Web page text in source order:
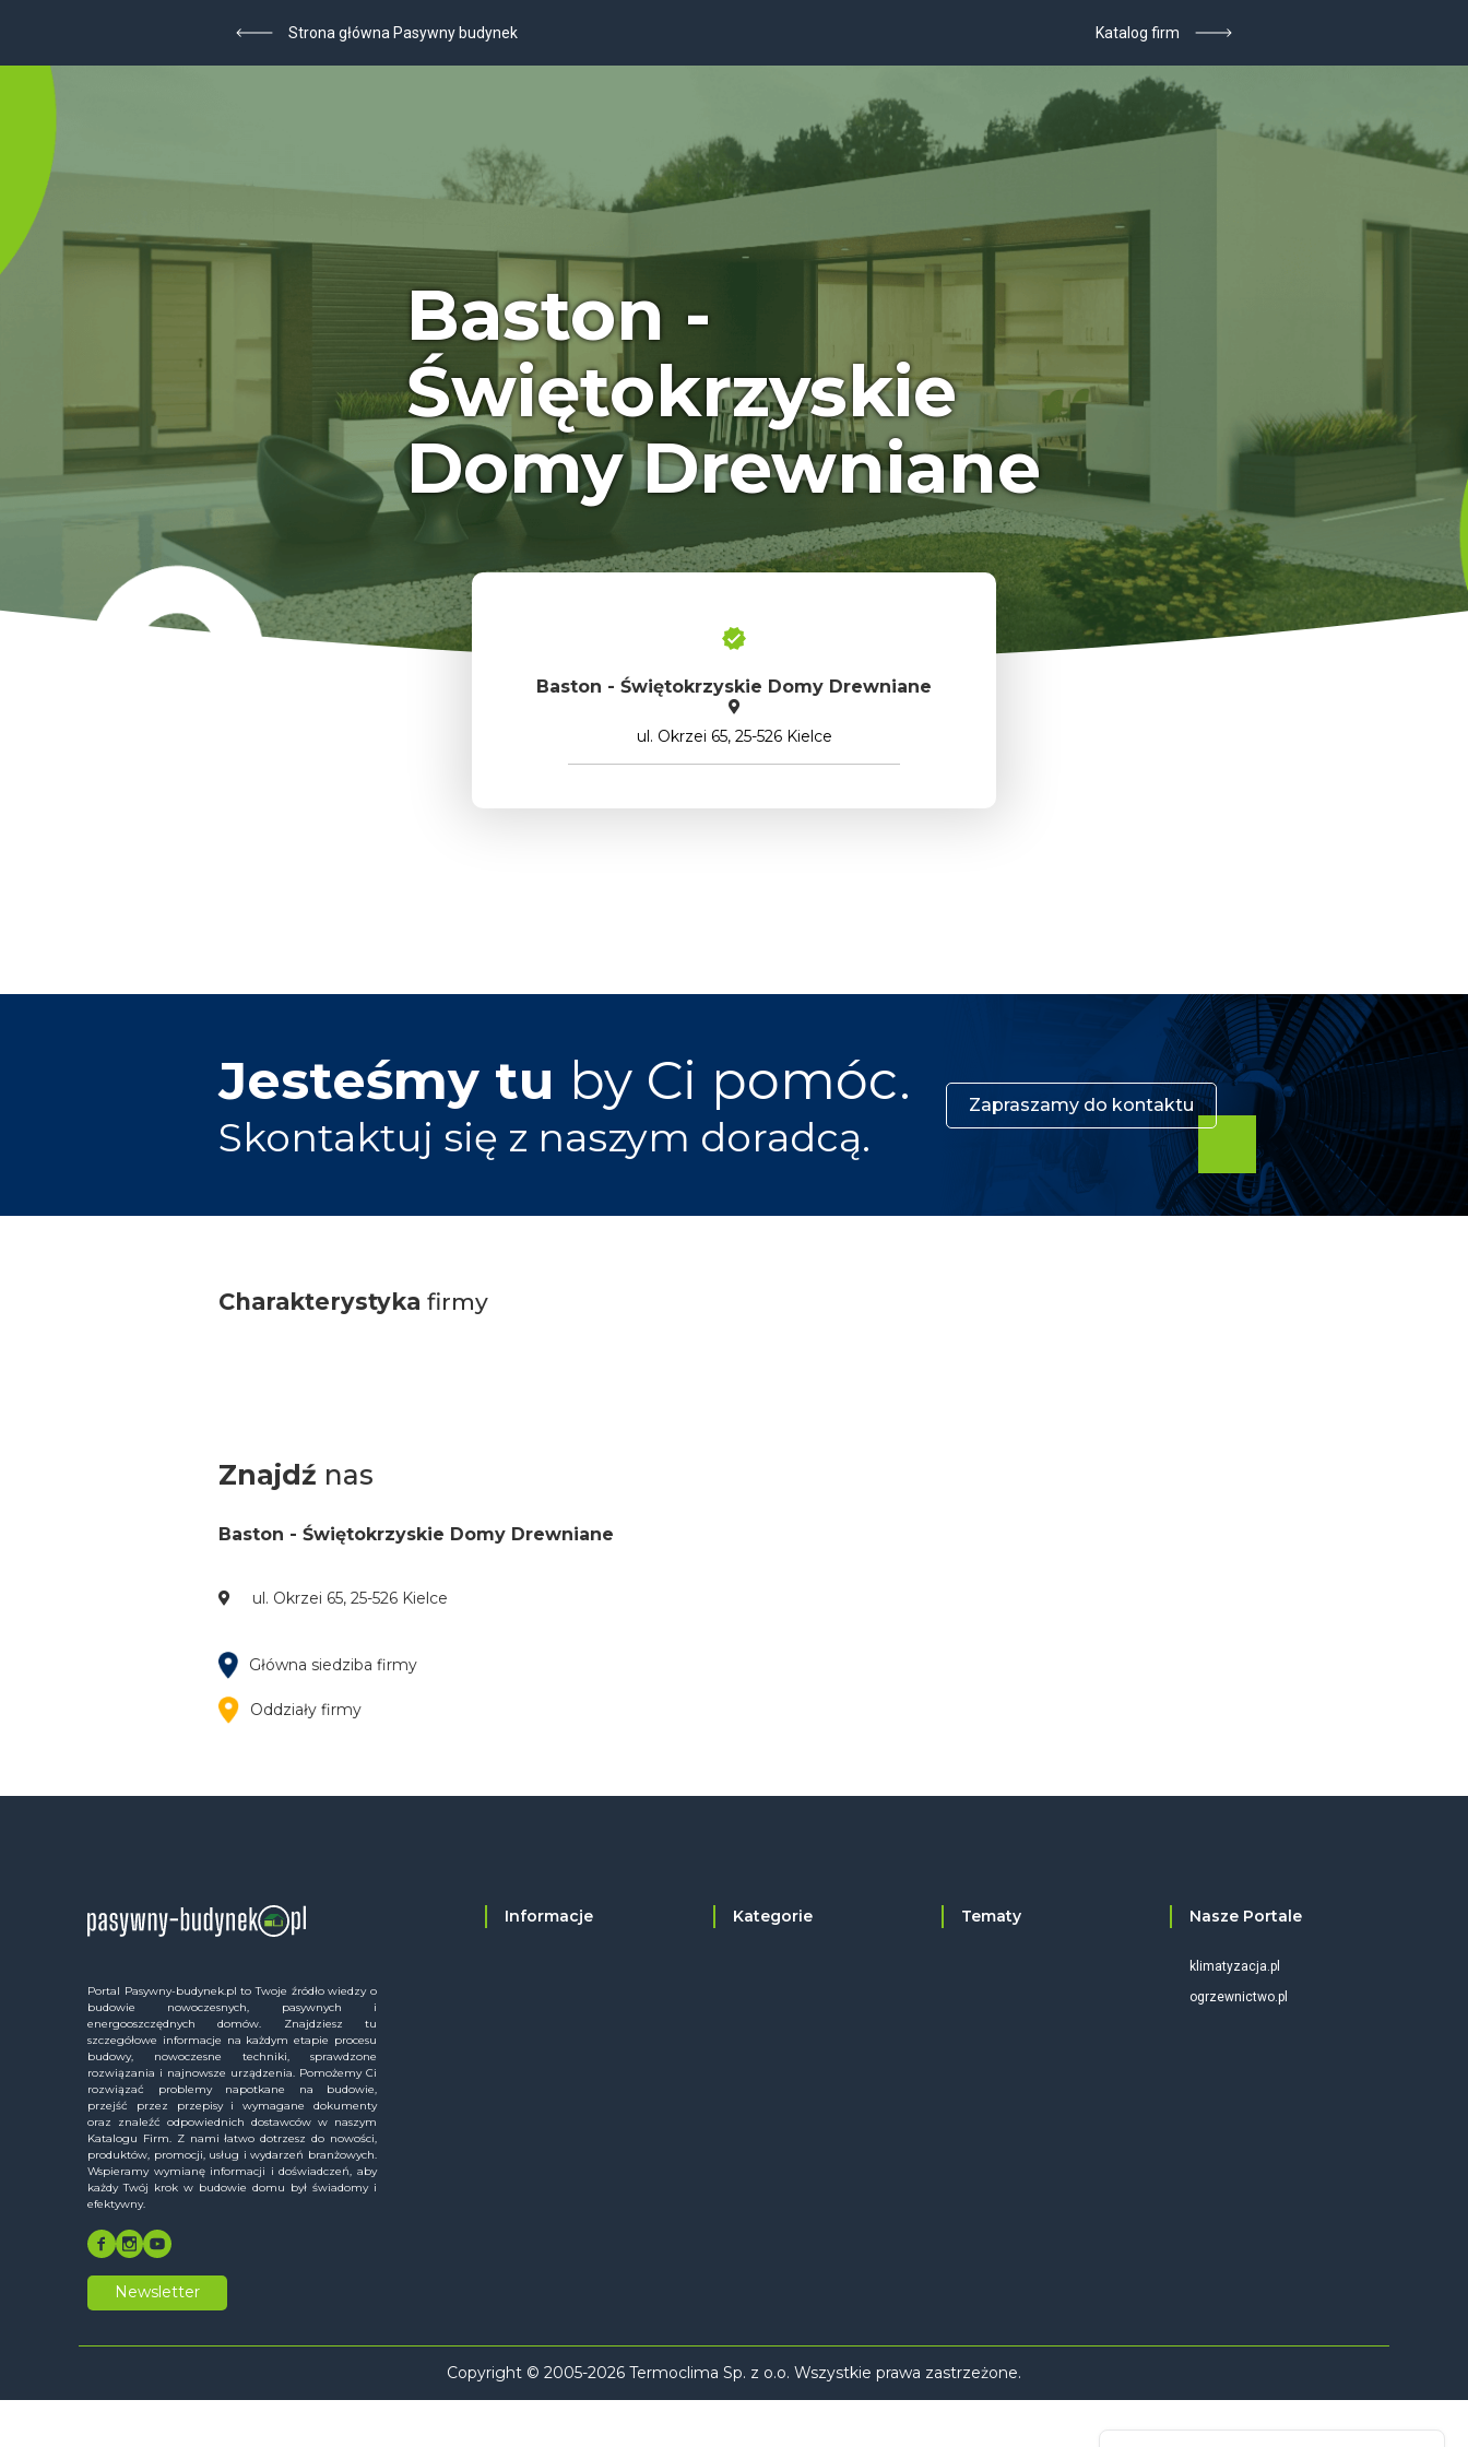
Strona główna Pasywny budynek Katalog firm
Baston -
Świętokrzyskie
Domy Drewniane
Baston - Świętokrzyskie Domy Drewniane
ul. Okrzei 65, 25-526 Kielce
Jesteśmy tu by Ci pomóc.
Skontaktuj się z naszym doradcą.
Zapraszamy do kontaktu
Charakterystyka firmy
Znajdź nas
Baston - Świętokrzyskie Domy Drewniane
ul. Okrzei 65, 25-526 Kielce
Główna siedziba firmy
Oddziały firmy
Portal Pasywny-budynek.pl to Twoje źródło wiedzy o
budowie nowoczesnych, pasywnych i
energooszczędnych domów. Znajdziesz tu
szczegółowe informacje na każdym etapie procesu
budowy, nowoczesne techniki, sprawdzone
rozwiązania i najnowsze urządzenia. Pomożemy Ci
rozwiązać problemy napotkane na budowie,
przejść przez przepisy i wymagane dokumenty
oraz znaleźć odpowiednich dostawców w naszym
Katalogu Firm. Z nami łatwo dotrzesz do nowości,
produktów, promocji, usług i wydarzeń branżowych.
Wspieramy wymianę informacji i doświadczeń, aby
każdy Twój krok w budowie domu był świadomy i
efektywny.
Newsletter
Informacje Kategorie Tematy Nasze Portale
klimatyzacja.pl
ogrzewnictwo.pl
Copyright © 2005-2026 Termoclima Sp. z o.o. Wszystkie prawa zastrzeżone.